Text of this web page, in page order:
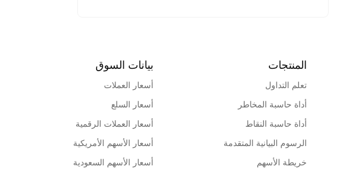
المنتجات
تعلم التداول
أداة حاسبة المخاطر
أداة حاسبة النقاط
الرسوم البيانية المتقدمة
خريطة الأسهم
بيانات السوق
أسعار العملات
أسعار السلع
أسعار العملات الرقمية
أسعار الأسهم الأمريكية
أسعار الأسهم السعودية